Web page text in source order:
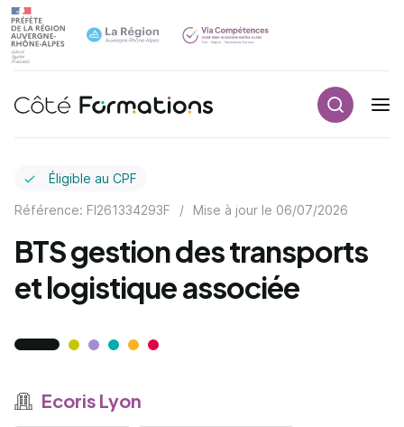
Navigation principale
Éligible au CPF
Référence: FI261334293F / Mise à jour le 06/07/2026
BTS gestion des transports
et logistique associée
Ecoris Lyon